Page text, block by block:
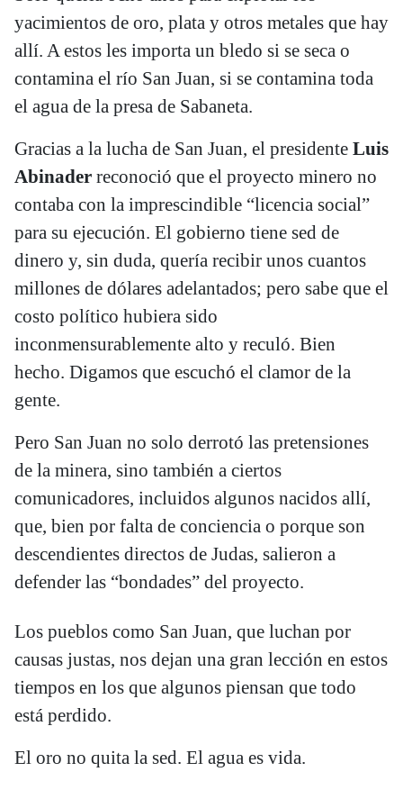
yacimientos de oro, plata y otros metales que hay
allí. A estos les importa un bledo si se seca o
contamina el río San Juan, si se contamina toda
el agua de la presa de Sabaneta.
Gracias a la lucha de San Juan, el presidente Luis
Abinader reconoció que el proyecto minero no
contaba con la imprescindible “licencia social”
para su ejecución. El gobierno tiene sed de
dinero y, sin duda, quería recibir unos cuantos
millones de dólares adelantados; pero sabe que el
costo político hubiera sido
inconmensurablemente alto y reculó. Bien
hecho. Digamos que escuchó el clamor de la
gente.
Pero San Juan no solo derrotó las pretensiones
de la minera, sino también a ciertos
comunicadores, incluidos algunos nacidos allí,
que, bien por falta de conciencia o porque son
descendientes directos de Judas, salieron a
defender las “bondades” del proyecto.
Los pueblos como San Juan, que luchan por
causas justas, nos dejan una gran lección en estos
tiempos en los que algunos piensan que todo
está perdido.
El oro no quita la sed. El agua es vida.